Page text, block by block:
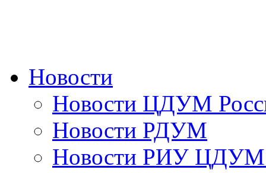
Новости
Новости ЦДУМ
Новости РДУМ
Новости РИУ ЦДУМ